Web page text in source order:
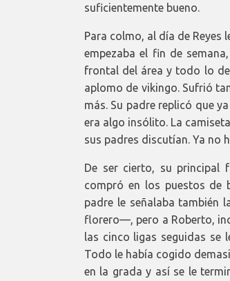
suficientemente bueno.
Para colmo, al día de Reyes
empezaba el fin de
frontal del área y todo lo
aplomo de vikingo. Sufrió
más. Su padre replicó que
era algo insólito. La
sus padres discutían. Ya no
De ser cierto, su principal
compró en los puestos de
padre le señalaba también
florero—, pero a Roberto,
las cinco ligas seguidas se
Todo le había cogido
en la grada y así se le